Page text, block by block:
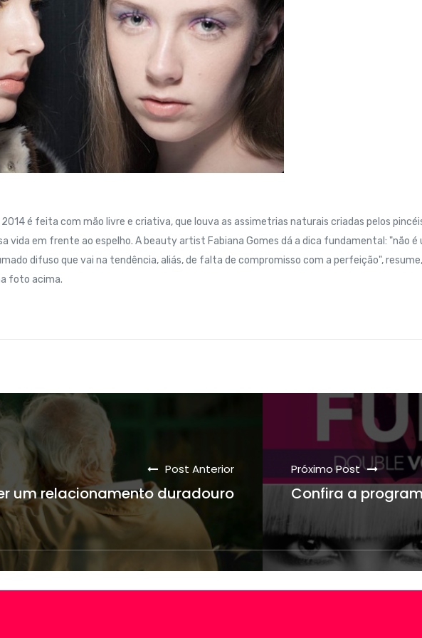
2014 é feita com mão livre e criativa, que louva as assimetrias naturais criadas pelos
vida em frente ao espelho. A beauty artist Fabiana Gomes dá a dica fundamental: "não é
difuso que vai na tendência, aliás, de falta de compromisso com a perfeição", resume,
foto acima.
Post Anterior
um relacionamento duradouro
Próximo Post
Confira a